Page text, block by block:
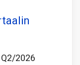
2026